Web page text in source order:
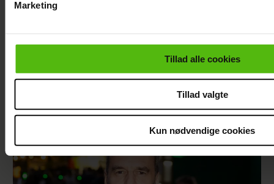
cookiepolitik.
Marketing
Tillad alle cookies
Tillad valgte
Kun nødvendige cookies
Er Mie færdig med tv? Nu svarer hun